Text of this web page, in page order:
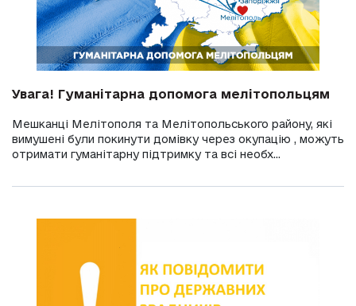
Увага! Гуманітарна допомога мелітопольцям
Мешканці Мелітополя та Мелітопольського району, які
вимушені були покинути домівку через окупацію , можуть
отримати гуманітарну підтримку та всі необх...